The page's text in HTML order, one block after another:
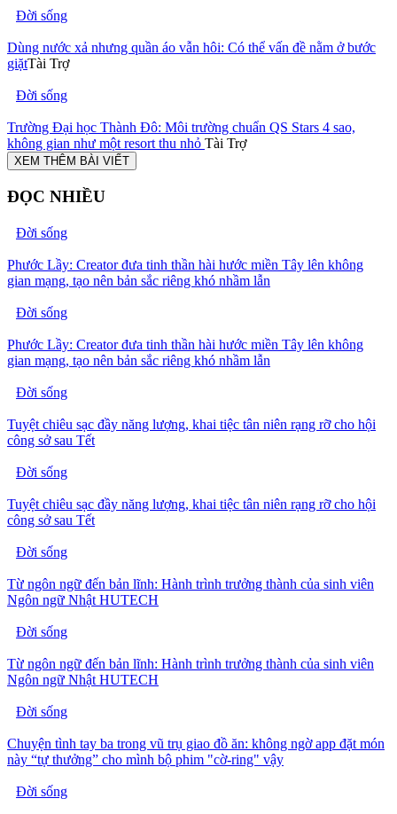
Đời sống
Dùng nước xả nhưng quần áo vẫn hôi: Có thể vấn đề nằm ở bước
giặtTài Trợ
Đời sống
Trường Đại học Thành Đô: Môi trường chuẩn QS Stars 4 sao,
không gian như một resort thu nhỏ Tài Trợ
XEM THÊM BÀI VIẾT
ĐỌC NHIỀU
Đời sống
Phước Lầy: Creator đưa tinh thần hài hước miền Tây lên không
gian mạng, tạo nên bản sắc riêng khó nhầm lẫn
Đời sống
Phước Lầy: Creator đưa tinh thần hài hước miền Tây lên không
gian mạng, tạo nên bản sắc riêng khó nhầm lẫn
Đời sống
Tuyệt chiêu sạc đầy năng lượng, khai tiệc tân niên rạng rỡ cho hội
công sở sau Tết
Đời sống
Tuyệt chiêu sạc đầy năng lượng, khai tiệc tân niên rạng rỡ cho hội
công sở sau Tết
Đời sống
Từ ngôn ngữ đến bản lĩnh: Hành trình trưởng thành của sinh viên
Ngôn ngữ Nhật HUTECH
Đời sống
Từ ngôn ngữ đến bản lĩnh: Hành trình trưởng thành của sinh viên
Ngôn ngữ Nhật HUTECH
Đời sống
Chuyện tình tay ba trong vũ trụ giao đồ ăn: không ngờ app đặt món
này “tự thưởng” cho mình bộ phim "cờ-ring" vậy
Đời sống